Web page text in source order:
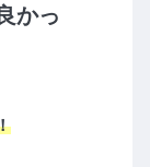
かっ